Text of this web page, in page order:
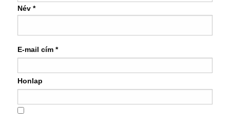
Név *
E-mail cím *
Honlap